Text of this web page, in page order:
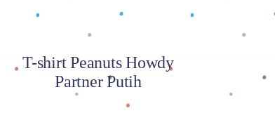
T-shirt Peanuts Howdy
Partner Putih